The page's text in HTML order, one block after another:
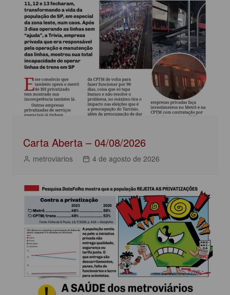
b
o
o
k
A
p
p
dI
n
Post
Carta Aberta – 04/08/2026
metroviarios 4 de agosto de 2026